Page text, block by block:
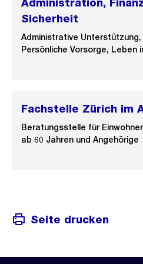
Administration,
Sicherheit
Administrative Unterstützung,
Persönliche Vorsorge, Leben
Fachstelle Zürich im
Beratungsstelle für
ab 60 Jahren und Angehörige
Seite drucken